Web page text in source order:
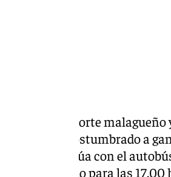
la casa del deporte
se está acostumbrado a
El acto de la rúa con el
programado para las